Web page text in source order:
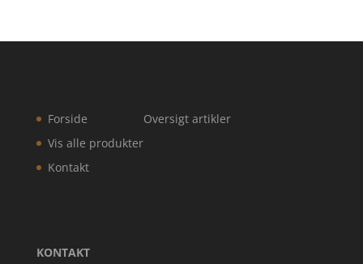
Forside
Vis alle produkter
Kontakt
Oversigt artikler
KONTAKT